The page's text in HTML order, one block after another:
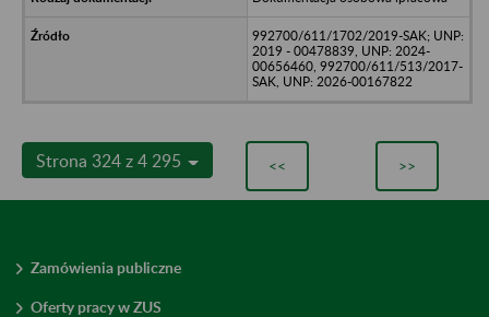
992700/611/1702/2019-SAK; UNP:
2019 - 00478839, UNP: 2024-
00656460, 992700/611/513/2017-
SAK, UNP: 2026-00167822
Strona 324 z 4 295 << >>
Zamówienia publiczne
Oferty pracy w ZUS